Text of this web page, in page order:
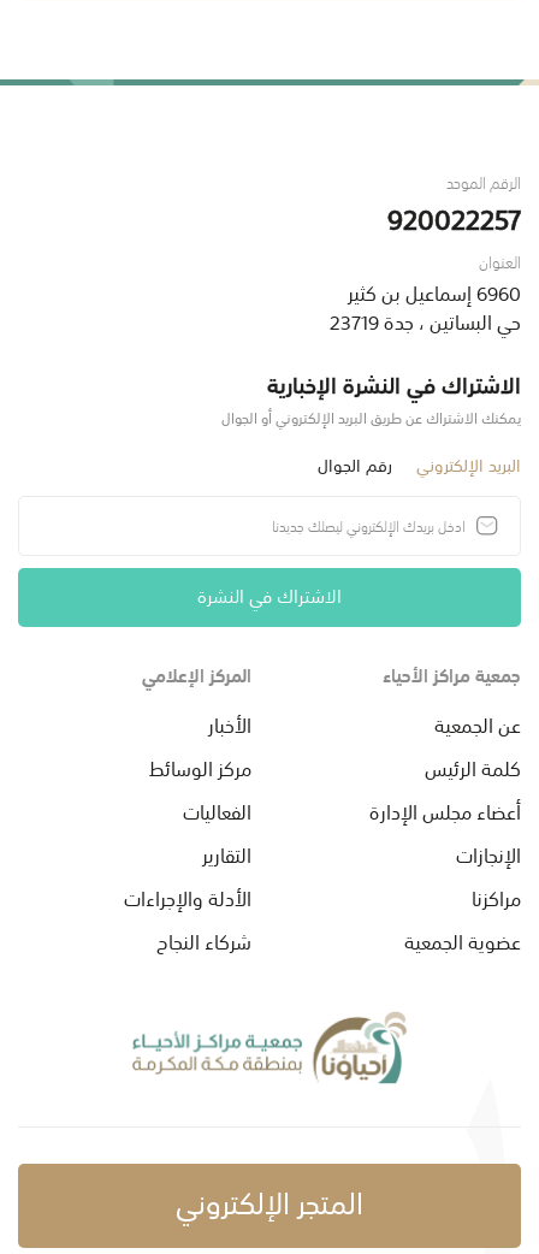
الرقم الموحد
920022257
العنوان
6960 إسماعيل بن كثير
حي البساتين ، جدة 23719
الاشتراك في النشرة الإخبارية
يمكنك الاشتراك عن طريق البريد الإلكتروني أو الجوال
البريد الإلكتروني رقم الجوال
الاشتراك في النشرة
جمعية مراكز الأحياء
عن الجمعية
كلمة الرئيس
أعضاء مجلس الإدارة
الإنجازات
مراكزنا
عضوية الجمعية
المركز الإعلامي
الأخبار
مركز الوسائط
الفعاليات
التقارير
الأدلة والإجراءات
شركاء النجاح
المتجر الإلكتروني